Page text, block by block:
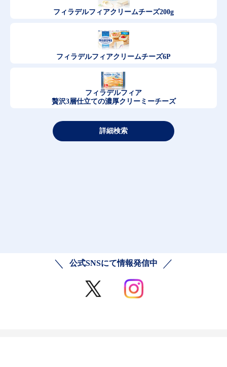
フィラデルフィアクリームチーズ200g
フィラデルフィアクリームチーズ6P
フィラデルフィア
贅沢3層仕立ての濃厚クリーミーチーズ
詳細検索
公式SNSにて情報発信中